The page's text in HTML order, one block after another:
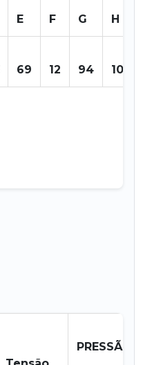
E F G H
69 12 94 101,6
PRESSÃO